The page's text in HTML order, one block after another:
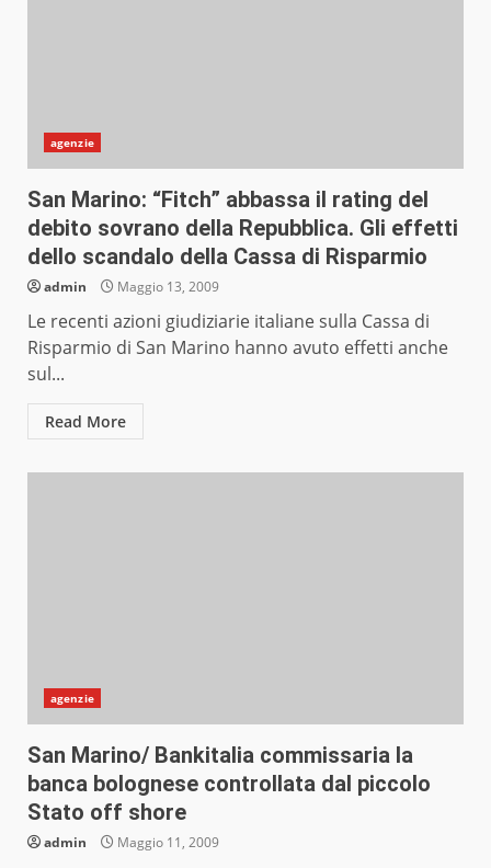
agenzie
San Marino: “Fitch” abbassa il rating del
debito sovrano della Repubblica. Gli effetti
dello scandalo della Cassa di Risparmio
admin Maggio 13, 2009
Le recenti azioni giudiziarie italiane sulla Cassa di
Risparmio di San Marino hanno avuto effetti anche
sul...
Read More
agenzie
San Marino/ Bankitalia commissaria la
banca bolognese controllata dal piccolo
Stato off shore
admin Maggio 11, 2009